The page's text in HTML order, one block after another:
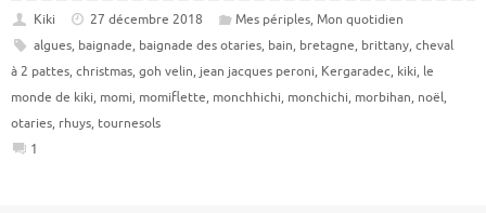
Kiki 27 décembre 2018 Mes périples, Mon quotidien
algues, baignade, baignade des otaries, bain, bretagne, brittany, cheval
à 2 pattes, christmas, goh velin, jean jacques peroni, Kergaradec, kiki, le
monde de kiki, momi, momiflette, monchhichi, monchichi, morbihan, noël,
otaries, rhuys, tournesols
1